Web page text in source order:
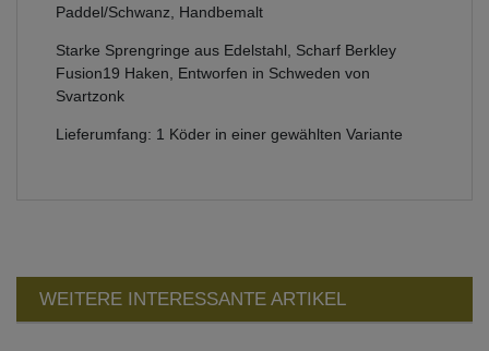
Paddel/Schwanz, Handbemalt
Starke Sprengringe aus Edelstahl, Scharf Berkley
Fusion19 Haken, Entworfen in Schweden von
Svartzonk
Lieferumfang: 1 Köder in einer gewählten Variante
WEITERE INTERESSANTE ARTIKEL